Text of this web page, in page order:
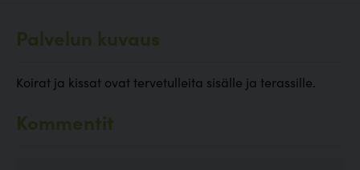
Palvelun kuvaus
Koirat ja kissat ovat tervetulleita sisälle ja terassille.
Kommentit